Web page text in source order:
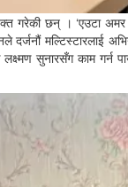
गरेकी छन् । ‘एउटा अमर
मल्टिस्टारलाई
लक्ष्मण सुनारसँग काम